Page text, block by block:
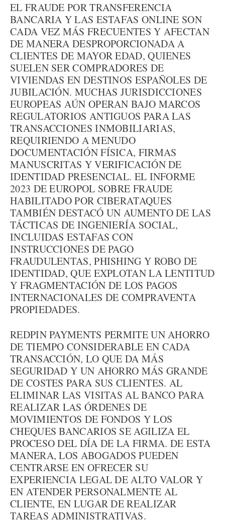
EL FRAUDE POR TRANSFERENCIA
BANCARIA Y LAS ESTAFAS ONLINE SON
CADA VEZ MÁS FRECUENTES Y AFECTAN
DE MANERA DESPROPORCIONADA A
CLIENTES DE MAYOR EDAD, QUIENES
SUELEN SER COMPRADORES DE
VIVIENDAS EN DESTINOS ESPAÑOLES DE
JUBILACIÓN. MUCHAS JURISDICCIONES
EUROPEAS AÚN OPERAN BAJO MARCOS
REGULATORIOS ANTIGUOS PARA LAS
TRANSACCIONES INMOBILIARIAS,
REQUIRIENDO A MENUDO
DOCUMENTACIÓN FÍSICA, FIRMAS
MANUSCRITAS Y VERIFICACIÓN DE
IDENTIDAD PRESENCIAL. EL INFORME
2023 DE EUROPOL SOBRE FRAUDE
HABILITADO POR CIBERATAQUES
TAMBIÉN DESTACÓ UN AUMENTO DE LAS
TÁCTICAS DE INGENIERÍA SOCIAL,
INCLUIDAS ESTAFAS CON
INSTRUCCIONES DE PAGO
FRAUDULENTAS, PHISHING Y ROBO DE
IDENTIDAD, QUE EXPLOTAN LA LENTITUD
Y FRAGMENTACIÓN DE LOS PAGOS
INTERNACIONALES DE COMPRAVENTA
PROPIEDADES.
REDPIN PAYMENTS PERMITE UN AHORRO
DE TIEMPO CONSIDERABLE EN CADA
TRANSACCIÓN, LO QUE DA MÁS
SEGURIDAD Y UN AHORRO MÁS GRANDE
DE COSTES PARA SUS CLIENTES. AL
ELIMINAR LAS VISITAS AL BANCO PARA
REALIZAR LAS ÓRDENES DE
MOVIMIENTOS DE FONDOS Y LOS
CHEQUES BANCARIOS SE AGILIZA EL
PROCESO DEL DÍA DE LA FIRMA. DE ESTA
MANERA, LOS ABOGADOS PUEDEN
CENTRARSE EN OFRECER SU
EXPERIENCIA LEGAL DE ALTO VALOR Y
EN ATENDER PERSONALMENTE AL
CLIENTE, EN LUGAR DE REALIZAR
TAREAS ADMINISTRATIVAS.